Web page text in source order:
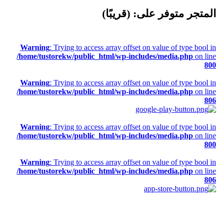
المتجر متوفر على: (قريبًا)
Warning: Trying to access array offset on value of type bool in
/home/tustorekw/public_html/wp-includes/media.php on line
800
Warning: Trying to access array offset on value of type bool in
/home/tustorekw/public_html/wp-includes/media.php on line
806
Warning: Trying to access array offset on value of type bool in
/home/tustorekw/public_html/wp-includes/media.php on line
800
Warning: Trying to access array offset on value of type bool in
/home/tustorekw/public_html/wp-includes/media.php on line
806